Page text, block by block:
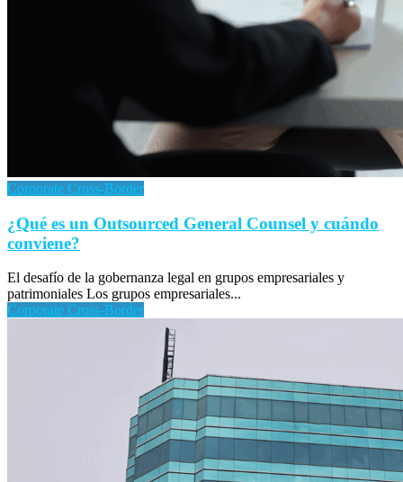
Corporate Cross-Border
¿Qué es un Outsourced General Counsel y cuándo
conviene?
El desafío de la gobernanza legal en grupos empresariales y
patrimoniales Los grupos empresariales...
Corporate Cross-Border